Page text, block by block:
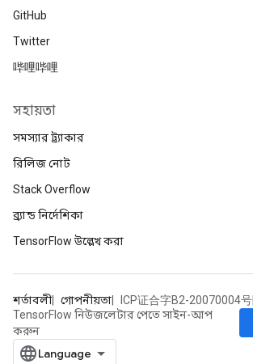
GitHub
Twitter
哔哩哔哩
সহায়তা
সমস্যার ট্র্যাকার
রিলিজ নোট
Stack Overflow
ব্র্যান্ড নির্দেশিকা
TensorFlow উল্লেখ করা
শর্তাবলী গোপনীয়তা ICP证合字B2-20070004号
TensorFlow নিউজলেটার পেতে সাইন-আপ
করুন